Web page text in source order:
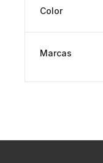
Color
Marcas